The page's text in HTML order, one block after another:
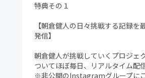
特典その１
【朝倉健人の日々挑戦する記録を
発信】
朝倉健人が挑戦していくプロジェ
ついてほぼ毎日、リアルタイム配
※非公開のInstagramグループに